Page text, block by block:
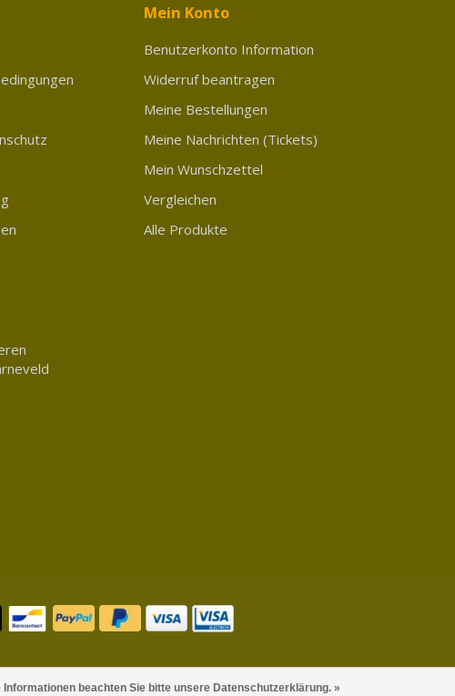
Informationen beachten Sie bitte unsere Datenschutzerklärung. »
Mein Konto
Benutzerkonto Information
Widerruf beantragen
Meine Bestellungen
Meine Nachrichten (Tickets)
Mein Wunschzettel
Vergleichen
Alle Produkte